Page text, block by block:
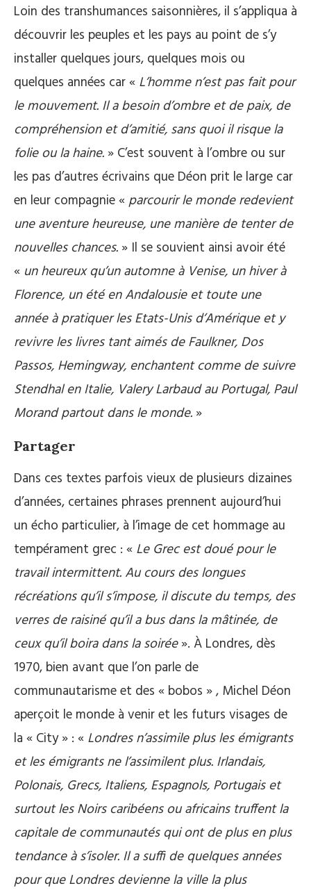
Loin des transhumances saisonnières, il s’appliqua à
découvrir les peuples et les pays au point de s’y
installer quelques jours, quelques mois ou
quelques années car « L’homme n’est pas fait pour
le mouvement. Il a besoin d’ombre et de paix, de
compréhension et d’amitié, sans quoi il risque la
folie ou la haine. » C’est souvent à l’ombre ou sur
les pas d’autres écrivains que Déon prit le large car
en leur compagnie «parcourir le monde redevient
une aventure heureuse, une manière de tenter de
nouvelles chances. » Il se souvient ainsi avoir été
« un heureux qu’un automne à Venise, un hiver à
Florence, un été en Andalousie et toute une
année à pratiquer les Etats-Unis d’Amérique et y
revivre les livres tant aimés de Faulkner, Dos
Passos, Hemingway, enchantent comme de suivre
Stendhal en Italie, Valery Larbaud au Portugal, Paul
Morand partout dans le monde. »
Partager
Dans ces textes parfois vieux de plusieurs dizaines
d’années, certaines phrases prennent aujourd’hui
un écho particulier, à l’image de cet hommage au
tempérament grec : « Le Grec est doué pour le
travail intermittent. Au cours des longues
récréations qu’il s’impose, il discute du temps, des
verres de raisiné qu’il a bus dans la mâtinée, de
ceux qu’il boira dans la soirée». À Londres, dès
1970, bien avant que l’on parle de
communautarisme et des « bobos » , Michel Déon
aperçoit le monde à venir et les futurs visages de
la « City » : « Londres n’assimile plus les émigrants
et les émigrants ne l’assimilent plus. Irlandais,
Polonais, Grecs, Italiens, Espagnols, Portugais et
surtout les Noirs caribéens ou africains truffent la
capitale de communautés qui ont de plus en plus
tendance à s’isoler. Il a suffi de quelques années
pour que Londres devienne la ville la plus